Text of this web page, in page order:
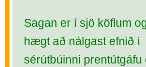
Sagan er í sjö köflum
hægt að nálgast efnið í
sérútbúinni prentútgáfu